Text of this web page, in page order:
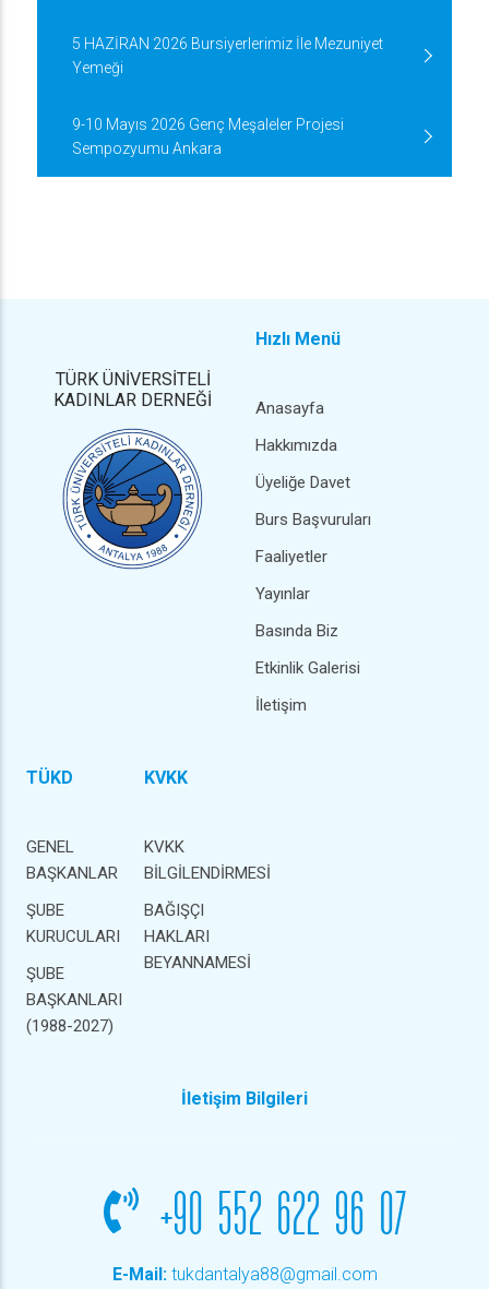
5 HAZİRAN 2026 Bursiyerlerimiz İle Mezuniyet
Yemeği
9-10 Mayıs 2026 Genç Meşaleler Projesi
Sempozyumu Ankara
TÜRK ÜNİVERSİTELİ
KADINLAR DERNEĞİ
Hızlı Menü
Anasayfa
Hakkımızda
Üyeliğe Davet
Burs Başvuruları
Faaliyetler
Yayınlar
Basında Biz
Etkinlik Galerisi
İletişim
TÜKD
GENEL
BAŞKANLAR
ŞUBE
KURUCULARI
ŞUBE
BAŞKANLARI
(1988-2027)
KVKK
KVKK
BİLGİLENDİRMESİ
BAĞIŞÇI
HAKLARI
BEYANNAMESİ
İletişim Bilgileri
+90 552 622 96 07
E-Mail: tukdantalya88@gmail.com